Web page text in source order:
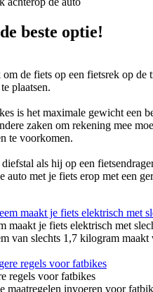
beste optie!
de fiets op een fietsrek op
plaatsen.
is het maximale gewicht een
zaken om rekening mee
te voorkomen.
als hij op een
auto met je fiets erop met een
maakt je fiets elektrisch met
van slechts 1,7 kilogram
regels voor fatbikes
invoeren voor